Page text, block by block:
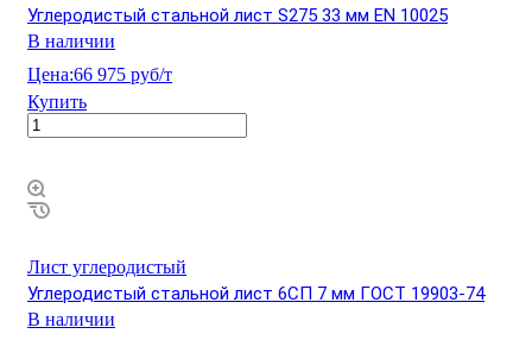
Углеродистый стальной лист S275 33 мм EN 10025
В наличии
Цена:66 975 руб/т
Купить
Лист углеродистый
Углеродистый стальной лист 6СП 7 мм ГОСТ 19903-74
В наличии